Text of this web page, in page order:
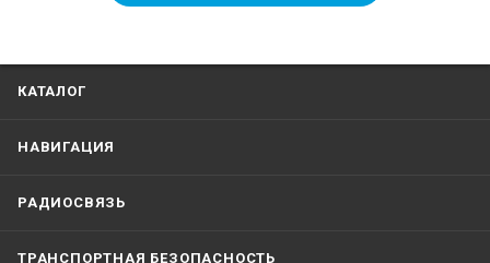
КАТАЛОГ
НАВИГАЦИЯ
РАДИОСВЯЗЬ
ТРАНСПОРТНАЯ БЕЗОПАСНОСТЬ